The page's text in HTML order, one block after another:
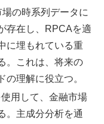
の時系列データに
存在し、RPCAを適
に埋もれている重
。これは、将来の
の理解に役立つ。
用して、金融市場
。主成分分析を通